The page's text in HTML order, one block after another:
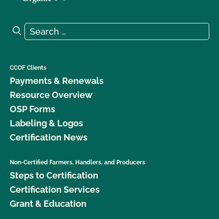
Search for:
Search
CCOF Clients
Payments & Renewals
Resource Overview
OSP Forms
Labeling & Logos
Certification News
Non-Certified Farmers, Handlers, and Producers
Steps to Certification
Certification Services
Grant & Education